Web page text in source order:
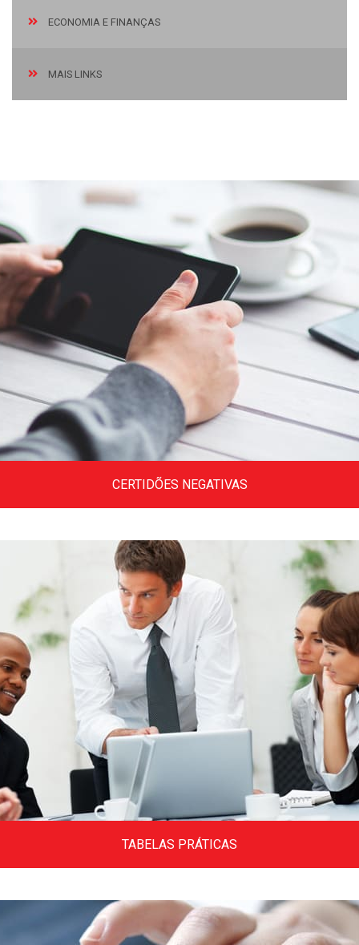
ECONOMIA E FINANÇAS
MAIS LINKS
Diversas certidões da receita federal,
certidões estaduais e de vários municípios
do Brasil.
Clique aqui
CERTIDÕES NEGATIVAS
Tabelas variadas, alíquotas, códigos,
donwloads, tabelas do simples e tabelas do
trabalho.
TABELAS PRÁTICAS